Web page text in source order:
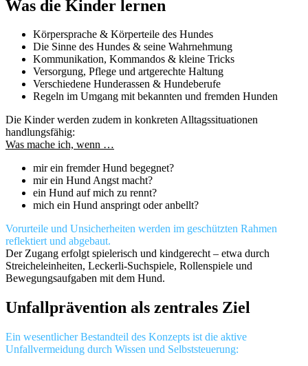
Was die Kinder lernen
Körpersprache & Körperteile des Hundes
Die Sinne des Hundes & seine Wahrnehmung
Kommunikation, Kommandos & kleine Tricks
Versorgung, Pflege und artgerechte Haltung
Verschiedene Hunderassen & Hundeberufe
Regeln im Umgang mit bekannten und fremden Hunden
Die Kinder werden zudem in konkreten Alltagssituationen
handlungsfähig:
Was mache ich, wenn …
mir ein fremder Hund begegnet?
mir ein Hund Angst macht?
ein Hund auf mich zu rennt?
mich ein Hund anspringt oder anbellt?
Vorurteile und Unsicherheiten werden im geschützten Rahmen
reflektiert und abgebaut.
Der Zugang erfolgt spielerisch und kindgerecht – etwa durch
Streicheleinheiten, Leckerli-Suchspiele, Rollenspiele und
Bewegungsaufgaben mit dem Hund.
Unfallprävention als zentrales Ziel
Ein wesentlicher Bestandteil des Konzepts ist die aktive
Unfallvermeidung durch Wissen und Selbststeuerung: